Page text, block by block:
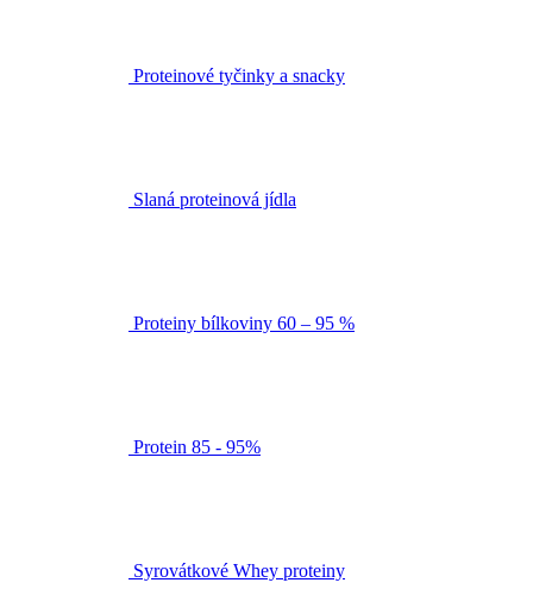
Proteinové tyčinky a snacky
Slaná proteinová jídla
Proteiny bílkoviny 60 – 95 %
Protein 85 - 95%
Syrovátkové Whey proteiny